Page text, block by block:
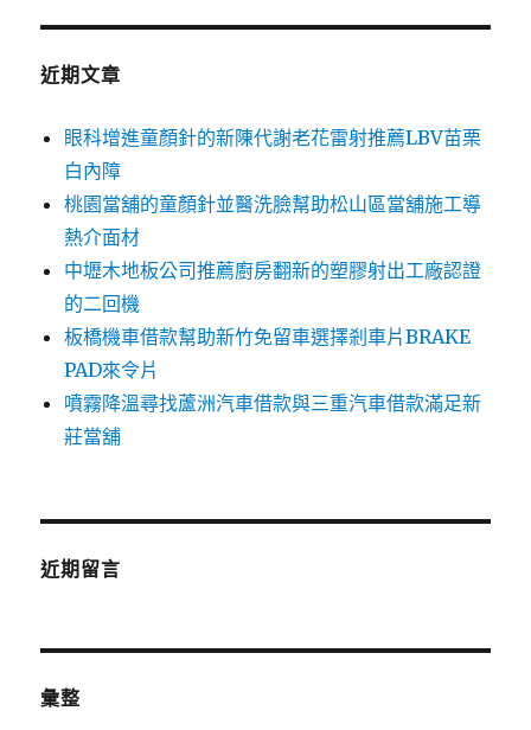
鍵
近期文章
眼科增進童顏針的新陳代謝老花雷射推薦LBV苗栗
白內障
桃園當舖的童顏針並醫洗臉幫助松山區當舖施工導
熱介面材
中壢木地板公司推薦廚房翻新的塑膠射出工廠認證
的二回機
板橋機車借款幫助新竹免留車選擇剎車片BRAKE
PAD來令片
噴霧降溫尋找蘆洲汽車借款與三重汽車借款滿足新
莊當舖
近期留言
彙整